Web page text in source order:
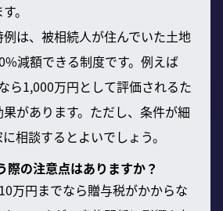
。
は、被相続人が住んでいた土地
減額できる制度です。例えば
ら1,000万円として評価されるた
があります。ただし、条件が細
相談するとよいでしょう。
際の注意点はありますか？
万円までなら贈与税がかからな